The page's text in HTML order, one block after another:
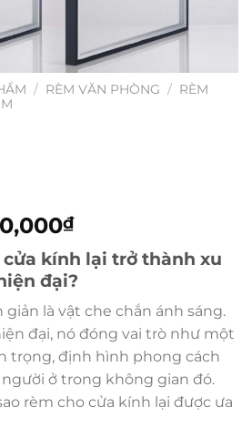
/ RÈM VĂN PHÒNG / RÈM
₫Giá
hiện
tại
là:
330,000₫.
cửa kính lại trở thành xu
đại?
là vật che chắn ánh sáng.
đại, nó đóng vai trò như một
trọng, định hình phong cách
ở trong không gian đó.
rèm cho cửa kính lại được ưa